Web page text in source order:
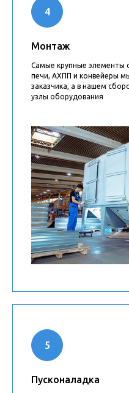
Монтаж
Самые крупные элементы
печи, АХПП и конвейеры
заказчика, а в нашем
узлы оборудования
Пусконаладка